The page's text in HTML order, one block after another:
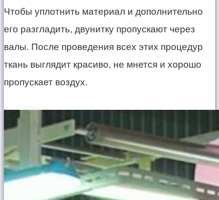
Чтобы уплотнить материал и дополнительно
его разгладить, двунитку пропускают через
валы. После проведения всех этих процедур
ткань выглядит красиво, не мнется и хорошо
пропускает воздух.